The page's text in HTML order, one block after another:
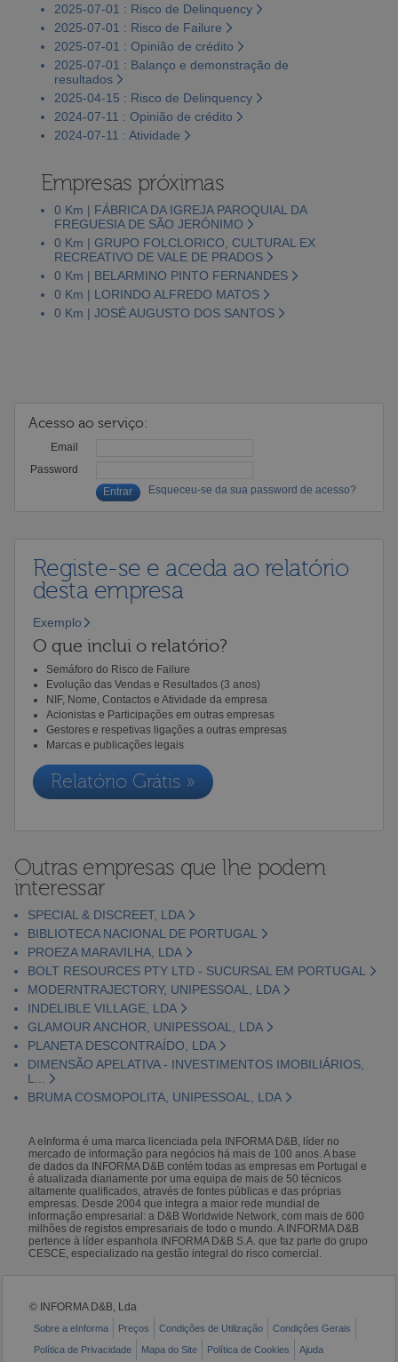
2025-07-01 : Risco de Delinquency
2025-07-01 : Risco de Failure
2025-07-01 : Opinião de crédito
2025-07-01 : Balanço e demonstração de
resultados
2025-04-15 : Risco de Delinquency
2024-07-11 : Opinião de crédito
2024-07-11 : Atividade
Empresas próximas
0 Km | FÁBRICA DA IGREJA PAROQUIAL DA
FREGUESIA DE SÃO JERÓNIMO
0 Km | GRUPO FOLCLORICO, CULTURAL EX
RECREATIVO DE VALE DE PRADOS
0 Km | BELARMINO PINTO FERNANDES
0 Km | LORINDO ALFREDO MATOS
0 Km | JOSÉ AUGUSTO DOS SANTOS
Acesso ao serviço:
Email
Password
Esqueceu-se da sua password de acesso?
Registe-se e aceda ao relatório
desta empresa
Exemplo
O que inclui o relatório?
Semáforo do Risco de Failure
Evolução das Vendas e Resultados (3 anos)
NIF, Nome, Contactos e Atividade da empresa
Acionistas e Participações em outras empresas
Gestores e respetivas ligações a outras empresas
Marcas e publicações legais
Relatório Grátis »
Outras empresas que lhe podem
interessar
SPECIAL & DISCREET, LDA
BIBLIOTECA NACIONAL DE PORTUGAL
PROEZA MARAVILHA, LDA
BOLT RESOURCES PTY LTD - SUCURSAL EM PORTUGAL
MODERNTRAJECTORY, UNIPESSOAL, LDA
INDELIBLE VILLAGE, LDA
GLAMOUR ANCHOR, UNIPESSOAL, LDA
PLANETA DESCONTRAÍDO, LDA
DIMENSÃO APELATIVA - INVESTIMENTOS IMOBILIÁRIOS,
L...
BRUMA COSMOPOLITA, UNIPESSOAL, LDA
A eInforma é uma marca licenciada pela INFORMA D&B, líder no
mercado de informação para negócios há mais de 100 anos. A base
de dados da INFORMA D&B contém todas as empresas em Portugal e
é atualizada diariamente por uma equipa de mais de 50 técnicos
altamente qualificados, através de fontes públicas e das próprias
empresas. Desde 2004 que integra a maior rede mundial de
informação empresarial: a D&B Worldwide Network, com mais de 600
milhões de registos empresariais de todo o mundo. A INFORMA D&B
pertence à líder espanhola INFORMA D&B S.A. que faz parte do grupo
CESCE, especializado na gestão integral do risco comercial.
© INFORMA D&B, Lda
Sobre a eInforma Preços Condições de Utilização
Condições Gerais
Política de Privacidade
Mapa do Site Política de Cookies Ajuda